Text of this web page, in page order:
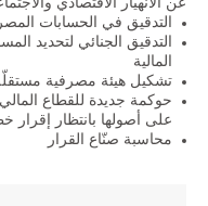
الملفات الصحفية
إتصل بنا
التدقيق في الحسابات
التدقيق الجنائي لتحديد
المالية
تشكيل هيئة مصرفية
حوكمة جديدة للقطاع
على أصولها بانتظار إقرار
محاسبة صنّاع القرار